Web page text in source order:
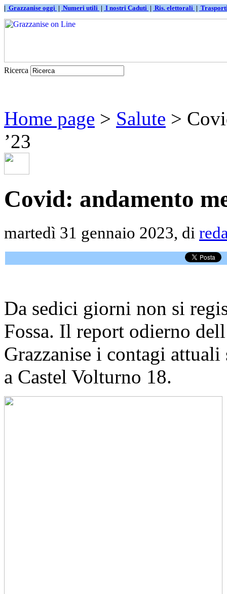
| Grazzanise oggi | Numeri utili | I nostri Caduti | Ris. elettorali |
Ricerca
Home page > Salute >
’23
Covid: andamento
martedì 31 gennaio 2023, di
Da sedici giorni non si
Fossa. Il report odierno
Grazzanise i contagi
a Castel Volturno 18.